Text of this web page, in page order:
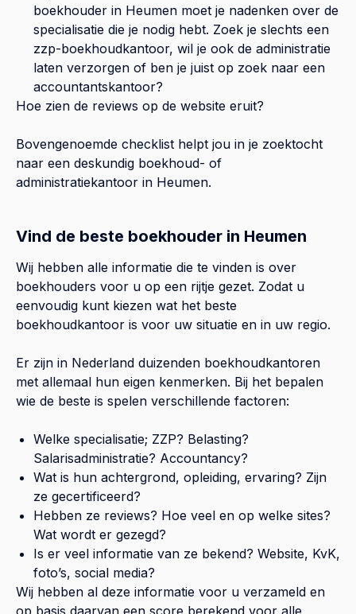
boekhouder in Heumen moet je nadenken over de
specialisatie die je nodig hebt. Zoek je slechts een
zzp-boekhoudkantoor, wil je ook de administratie
laten verzorgen of ben je juist op zoek naar een
accountantskantoor?
Hoe zien de reviews op de website eruit?
Bovengenoemde checklist helpt jou in je zoektocht
naar een deskundig boekhoud- of
administratiekantoor in Heumen.
Vind de beste boekhouder in Heumen
Wij hebben alle informatie die te vinden is over
boekhouders voor u op een rijtje gezet. Zodat u
eenvoudig kunt kiezen wat het beste
boekhoudkantoor is voor uw situatie en in uw regio.
Er zijn in Nederland duizenden boekhoudkantoren
met allemaal hun eigen kenmerken. Bij het bepalen
wie de beste is spelen verschillende factoren:
Welke specialisatie; ZZP? Belasting?
Salarisadministratie? Accountancy?
Wat is hun achtergrond, opleiding, ervaring? Zijn
ze gecertificeerd?
Hebben ze reviews? Hoe veel en op welke sites?
Wat wordt er gezegd?
Is er veel informatie van ze bekend? Website, KvK,
foto’s, social media?
Wij hebben al deze informatie voor u verzameld en
op basis daarvan een score berekend voor alle